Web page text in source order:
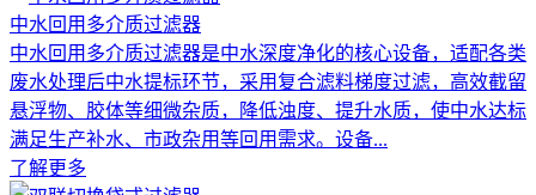
中水回用多介质过滤器
中水回用多介质过滤器是中水深度净化的核心设备，适配各类
废水处理后中水提标环节，采用复合滤料梯度过滤，高效截留
悬浮物、胶体等细微杂质，降低浊度、提升水质，使中水达标
满足生产补水、市政杂用等回用需求。设备...
了解更多